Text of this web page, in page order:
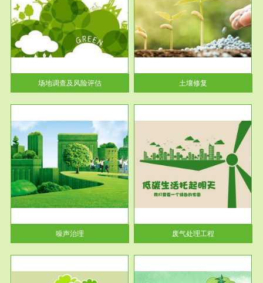
场地调查及风险评估
土壤修复
土壤修复
噪声治理
服务范围
废气处理工程
废气处理工程